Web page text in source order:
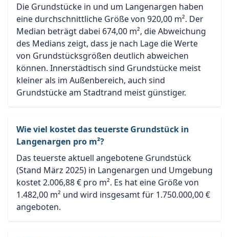
Die Grundstücke in und um Langenargen haben
eine durchschnittliche Größe von 920,00 m². Der
Median beträgt dabei 674,00 m², die Abweichung
des Medians zeigt, dass je nach Lage die Werte
von Grundstücksgrößen deutlich abweichen
können. Innerstädtisch sind Grundstücke meist
kleiner als im Außenbereich, auch sind
Grundstücke am Stadtrand meist günstiger.
Wie viel kostet das teuerste Grundstück in
Langenargen pro m²?
Das teuerste aktuell angebotene Grundstück
(Stand März 2025) in Langenargen und Umgebung
kostet 2.006,88 € pro m². Es hat eine Größe von
1.482,00 m² und wird insgesamt für 1.750.000,00 €
angeboten.